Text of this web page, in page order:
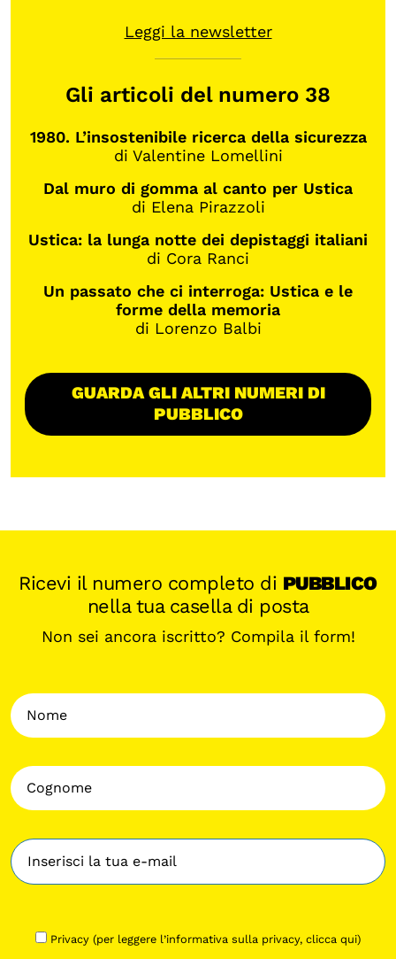
Leggi la newsletter
Gli articoli del numero 38
1980. L’insostenibile ricerca della sicurezza
di Valentine Lomellini
Dal muro di gomma al canto per Ustica
di Elena Pirazzoli
Ustica: la lunga notte dei depistaggi italiani
di Cora Ranci
Un passato che ci interroga: Ustica e le
forme della memoria
di Lorenzo Balbi
GUARDA GLI ALTRI NUMERI DI
PUBBLICO
Ricevi il numero completo di PUBBLICO
nella tua casella di posta
Non sei ancora iscritto? Compila il form!
Privacy (per leggere l’informativa sulla privacy, clicca qui)